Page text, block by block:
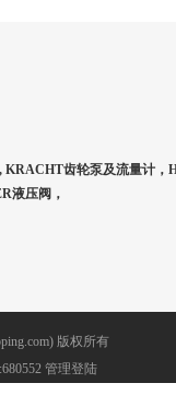
KRACHT齿轮泵及流量计，
液压阀，
版权所有
管理登陆